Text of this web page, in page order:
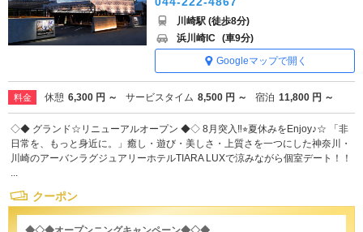
川崎駅 (徒歩8分)
浜川崎IC (車9分)
Googleマップで開く
料金 休憩 6,300 円 ～ サービスタイム 8,500 円 ～ 宿泊 11,800 円 ～
◇◆ グランド☆リニューアルオープン ◆◇ 8月突入‼︎⭐︎夏休みをEnjoy♪☆ 「非
日常を、もっと身近に。」癒し・遊び・美しさ・上質さを一つにした神奈川・
川崎のアーバンラグジュアリーホテルTIARA LUXで涼みながら個室デート！！
...
クーポン